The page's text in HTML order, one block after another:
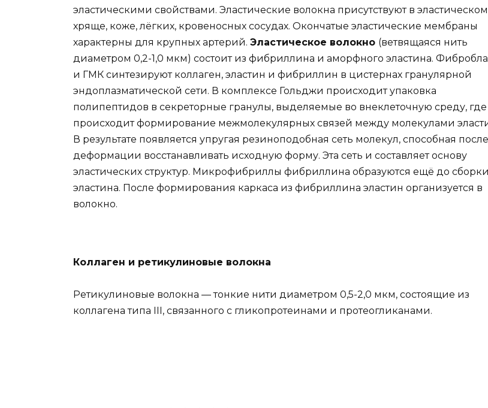
эластическими свойствами. Эластические волокна присутствуют в эластическом
хряще, коже, лёгких, кровеносных сосудах. Окончатые эластические мембраны
характерны для крупных артерий. Эластическое волокно (ветвящаяся нить
диаметром 0,2-1,0 мкм) состоит из фибриллина и аморфного эластина.
и ГМК синтезируют коллаген, эластин и фибриллин в цистернах гранулярной
эндоплазматической сети. В комплексе Гольджи происходит упаковка
полипептидов в секреторные гранулы, выделяемые во внеклеточную среду, где
происходит формирование межмолекулярных связей между молекулами
В результате появляется упругая резиноподобная сеть молекул, способная после
деформации восстанавливать исходную форму. Эта сеть и составляет основу
эластических структур. Микрофибриллы фибриллина образуются ещё до сборки
эластина. После формирования каркаса из фибриллина эластин организуется в
волокно.
Коллаген и ретикулиновые волокна
Ретикулиновые волокна — тонкие нити диаметром 0,5-2,0 мкм, состоящие из
коллагена типа III, связанного с гликопротеинами и протеогликанами.